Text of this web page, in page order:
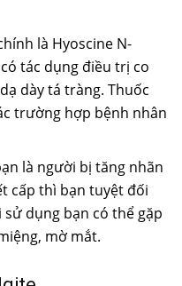
là Hyoscine N-
tác dụng điều trị co
dày tá tràng. Thuốc
trường hợp bệnh nhân
là người bị tăng nhãn
cấp thì bạn tuyệt đối
dụng bạn có thể gặp
mờ mắt.